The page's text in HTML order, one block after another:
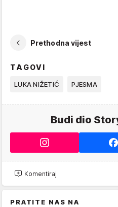
Prethodna vijest
TAGOVI
LUKA NIŽETIĆ PJESMA
Budi dio
Komentiraj
PRATITE NAS NA